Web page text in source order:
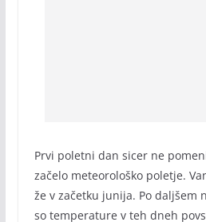
Prvi poletni dan sicer ne
začelo meteorološko poletje.
že v začetku junija. Po daljšem
so temperature v teh dneh